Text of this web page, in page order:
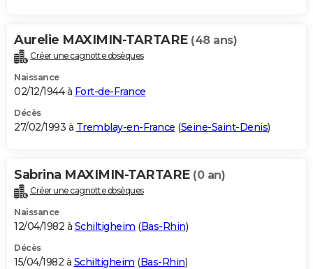
Aurelie MAXIMIN-TARTARE (48 ans)
Créer une cagnotte obsèques
Naissance
02/12/1944 à Fort-de-France
Décès
27/02/1993 à Tremblay-en-France (Seine-Saint-Denis)
Sabrina MAXIMIN-TARTARE (0 an)
Créer une cagnotte obsèques
Naissance
12/04/1982 à Schiltigheim (Bas-Rhin)
Décès
15/04/1982 à Schiltigheim (Bas-Rhin)